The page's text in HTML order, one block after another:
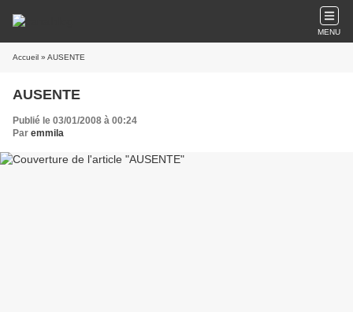
MENU
Accueil » AUSENTE
AUSENTE
Publié le 03/01/2008 à 00:24
Par emmila